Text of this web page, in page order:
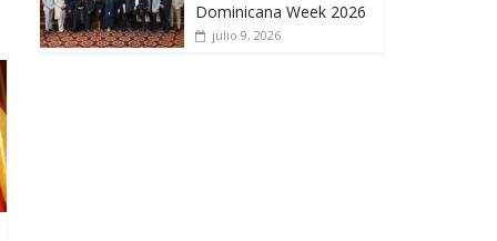
Dominicana Week 2026
julio 9, 2026